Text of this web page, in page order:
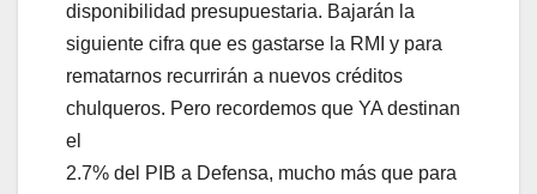
disponibilidad presupuestaria. Bajarán la
siguiente cifra que es gastarse la RMI y para
rematarnos recurrirán a nuevos créditos
chulqueros. Pero recordemos que YA destinan
el
2.7% del PIB a Defensa, mucho más que para